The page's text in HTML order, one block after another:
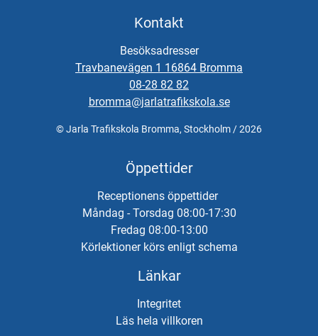
Kontakta oss för bokning.
Vid önskemål om betalning via faktura, vänligen kontakta
trafikskolan så hjälper vi er.
Kontakt
Besöksadresser
Travbanevägen 1 16864 Bromma
08-28 82 82
bromma@jarlatrafikskola.se
© Jarla Trafikskola Bromma, Stockholm / 2026
Öppettider
Receptionens öppettider
Måndag - Torsdag 08:00-17:30
Fredag 08:00-13:00
Körlektioner körs enligt schema
Länkar
Integritet
Läs hela villkoren